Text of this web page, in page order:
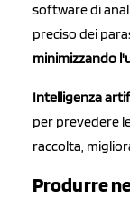
software di
preciso dei
minimizzando
Intelligenza
per prevedere
raccolta,
Produrre